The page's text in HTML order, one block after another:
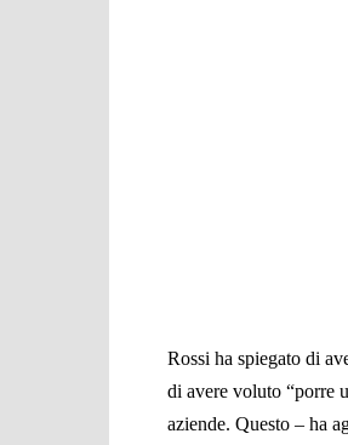
Rossi ha spiegato di
di avere voluto “porre
aziende. Questo – ha